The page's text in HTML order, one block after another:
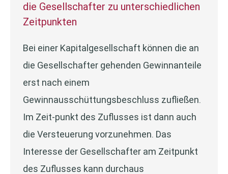
die Gesellschafter zu unterschiedlichen
Zeitpunkten
Bei einer Kapitalgesellschaft können die an
die Gesellschafter gehenden Gewinnanteile
erst nach einem
Gewinnausschüttungsbeschluss zufließen.
Im Zeit-punkt des Zuflusses ist dann auch
die Versteuerung vorzunehmen. Das
Interesse der Gesellschafter am Zeitpunkt
des Zuflusses kann durchaus